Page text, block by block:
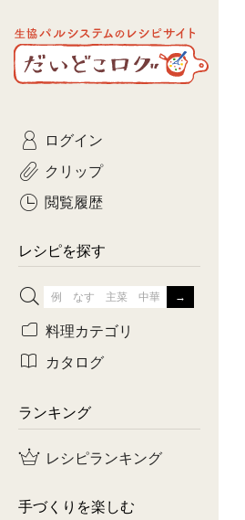
生協パルシステムのレシピ
サイト
だいどこログ
ログイン
クリップ
閲覧履歴
レシピを探す
料理カテゴリ
カタログ
ランキング
レシピランキング
手づくりを楽しむ